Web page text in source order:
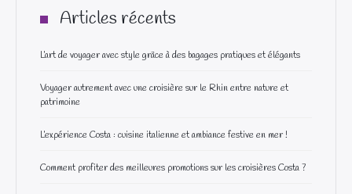
Articles récents
L’art de voyager avec style grâce à des bagages pratiques et élégants
Voyager autrement avec une croisière sur le Rhin entre nature et
patrimoine
L’expérience Costa : cuisine italienne et ambiance festive en mer !
Comment profiter des meilleures promotions sur les croisières Costa ?